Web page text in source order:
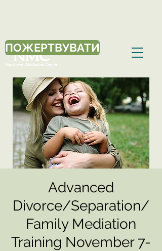
ПОЖЕРТВУВАТИ
Advanced
Divorce/Separation/
Family Mediation
Training November 7-